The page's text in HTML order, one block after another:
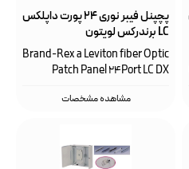
پچپنل فیبر نوری ۲۴ پورت داپلکس
LC برندرکس لویتون
FPCC1SXXX48SC2
Brand-Rex a Leviton fiber Optic
Patch Panel 24Port LC DX
مشاهده مشخصات